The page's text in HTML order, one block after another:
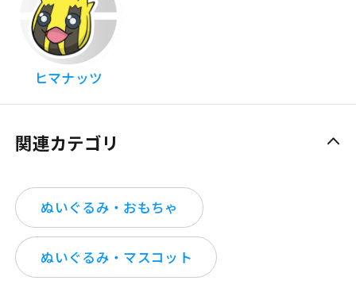
ヒマナッツ
関連カテゴリ
ぬいぐるみ・おもちゃ
ぬいぐるみ・マスコット